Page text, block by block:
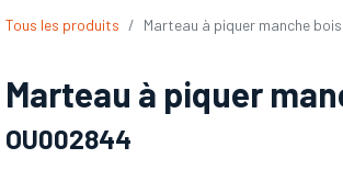
Tous les produits Marteau à piquer manche bois
Marteau à piquer
OU002844